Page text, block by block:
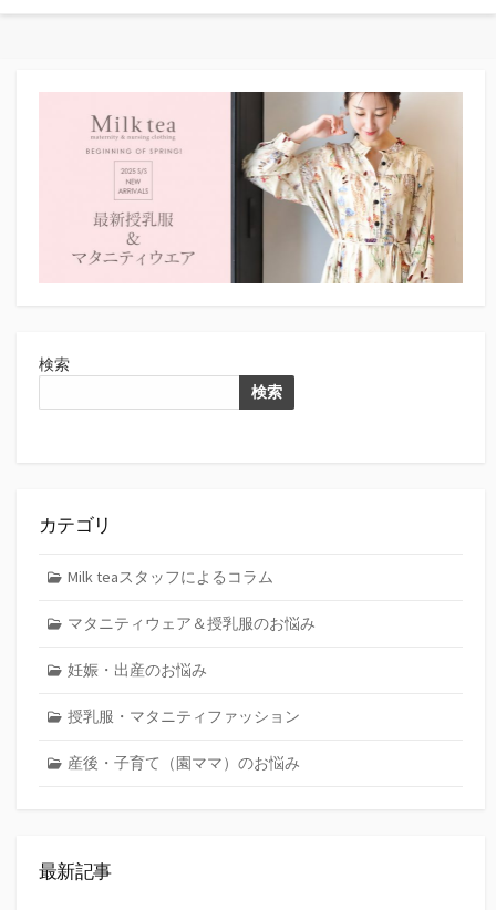
検索
検索
カテゴリ
Milk teaスタッフによるコラム
マタニティウェア＆授乳服のお悩み
妊娠・出産のお悩み
授乳服・マタニティファッション
産後・子育て（園ママ）のお悩み
最新記事